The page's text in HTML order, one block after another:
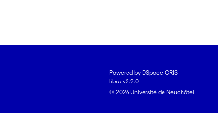
Powered by DSpace-CRIS
libra v2.2.0
© 2026 Université de Neuchâtel